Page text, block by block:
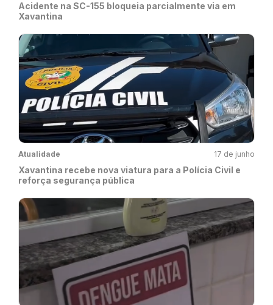
Acidente na SC-155 bloqueia parcialmente via em
Xavantina
Atualidade 17 de junho
Xavantina recebe nova viatura para a Polícia Civil e
reforça segurança pública